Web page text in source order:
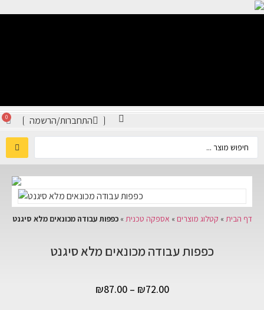
התחברות/הרשמה 0
דף הבית » קטלוג מוצרים » אספקה טכנית »כפפות עבודה מכונאים מלא סיגנט
כפפות עבודה מכונאים מלא סיגנט
₪72.00
–
₪87.00